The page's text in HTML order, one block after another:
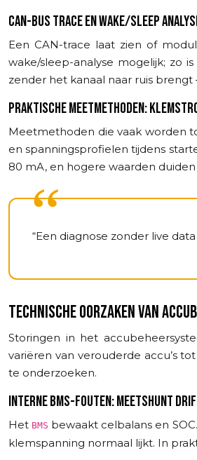
CAN-BUS TRACE EN WAKE/SLEEP
Een CAN-trace laat zien of
wake/sleep-analyse mogelijk; zo
zender het kanaal naar ruis
PRAKTISCHE MEETMETHODEN:
Meetmethoden die vaak worden
en spanningsprofielen tijdens
80 mA, en hogere waarden
“Een diagnose zonder live
TECHNISCHE OORZAKEN VAN
Storingen in het
variëren van verouderde accu’s
te onderzoeken.
INTERNE BMS-FOUTEN: MEETSHUNT
Het BMS bewaakt celbalans en
klemspanning normaal lijkt. In